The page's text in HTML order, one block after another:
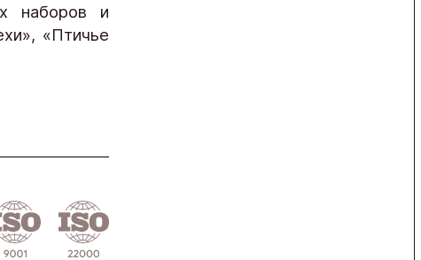
наборов и
«Птичье